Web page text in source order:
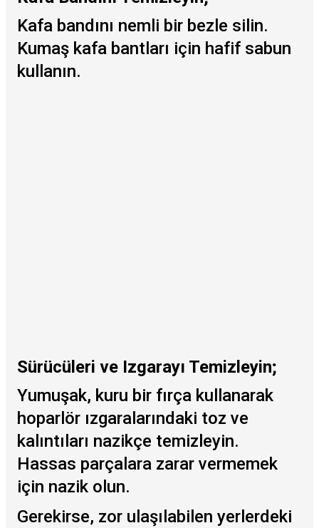
Kafa bandını nemli bir bezle silin.
Kumaş kafa bantları için hafif sabun
kullanın.
Sürücüleri ve Izgarayı Temizleyin;
Yumuşak, kuru bir fırça kullanarak
hoparlör ızgaralarındaki toz ve
kalıntıları nazikçe temizleyin.
Hassas parçalara zarar vermemek
için nazik olun.
Gerekirse, zor ulaşılabilen yerlerdeki